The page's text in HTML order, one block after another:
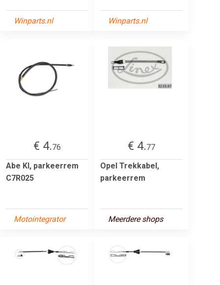
Winparts.nl Winparts.nl
€ 4.76
Abe Kl, parkeerrem
C7R025
Motointegrator
€ 4.77
Opel Trekkabel,
parkeerrem
Meerdere shops